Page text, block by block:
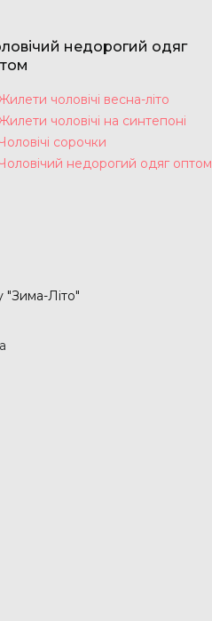
недорогий одяг
чоловічі весна-літо
чоловічі на синтепоні
сорочки
недорогий одяг оптом
"Зима-Літо"